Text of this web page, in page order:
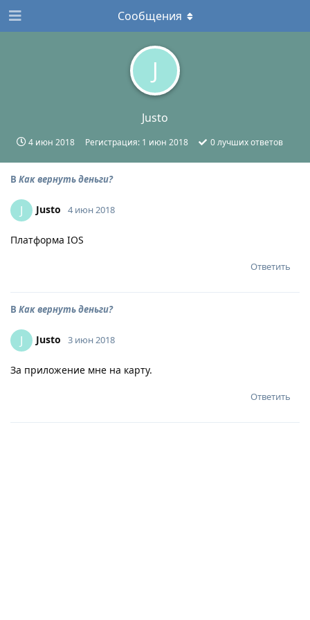
J
Justo
4 июн 2018 Регистрация: 1 июн 2018 0лучших ответов
Сообщения
В Как вернуть деньги?
J Justo 4 июн 2018
Платформа IOS
Ответить
В Как вернуть деньги?
J Justo 3 июн 2018
За приложение мне на карту.
Ответить